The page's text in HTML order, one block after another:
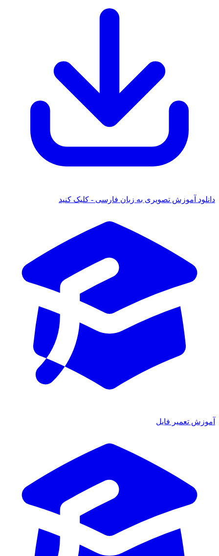
دانلود آموزش تصویری به زبان فارسی - کلیک کنید
آموزش تعمیر فایل